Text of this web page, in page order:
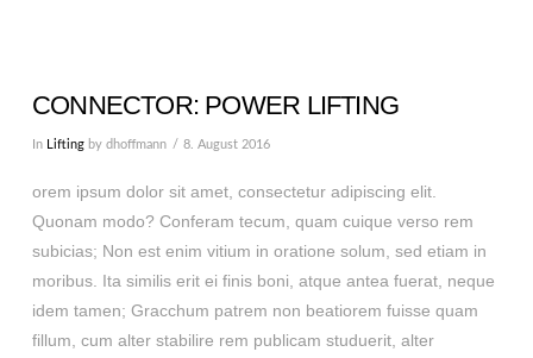
CONNECTOR: POWER LIFTING
In Liftingby dhoffmann 8. August 2016
orem ipsum dolor sit amet, consectetur adipiscing elit.
Quonam modo? Conferam tecum, quam cuique verso rem
subicias; Non est enim vitium in oratione solum, sed etiam in
moribus. Ita similis erit ei finis boni, atque antea fuerat, neque
idem tamen; Gracchum patrem non beatiorem fuisse quam
fillum, cum alter stabilire rem publicam studuerit, alter